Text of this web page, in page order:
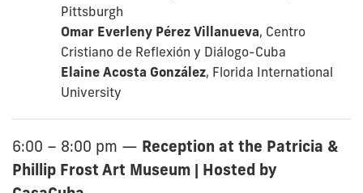
Pittsburgh
Omar Everleny Pérez Villanueva, Centro
Cristiano de Reflexión y Diálogo-Cuba
Elaine Acosta González, Florida International
University
6:00 – 8:00 pm — Reception at the Patricia &
Phillip Frost Art Museum | Hosted by